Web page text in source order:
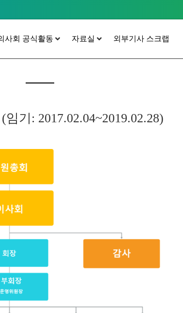
사회 공식활동 자료실 외부기사 스크랩
기: 2017.02.04~2019.02.28)